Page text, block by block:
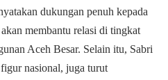
dukungan penuh kepada
membantu relasi di tingkat
Aceh Besar. Selain itu, Sabri
nasional, juga turut